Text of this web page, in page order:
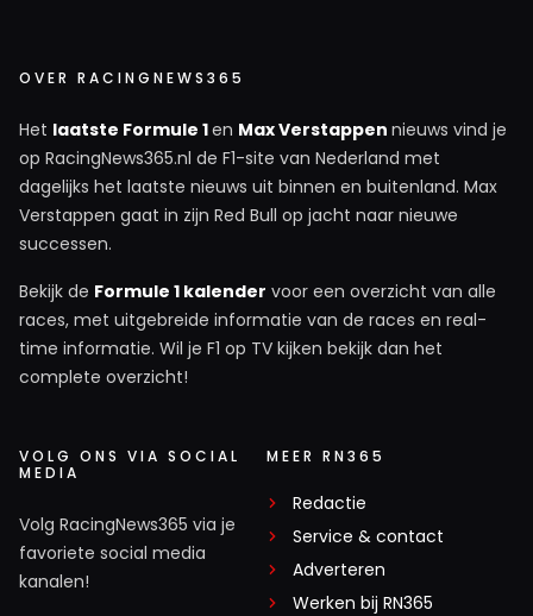
OVER RACINGNEWS365
Het laatste Formule 1en Max Verstappen nieuws vind je
op RacingNews365.nl de F1-site van Nederland met
dagelijks het laatste nieuws uit binnen en buitenland. Max
Verstappen gaat in zijn Red Bull op jacht naar nieuwe
successen.
Bekijk de Formule 1 kalender voor een overzicht van alle
races, met uitgebreide informatie van de races en real-
time informatie. Wil je F1 op TV kijken bekijk dan het
complete overzicht!
VOLG ONS VIA SOCIAL
MEDIA
Volg RacingNews365 via je
favoriete social media
kanalen!
MEER RN365
Redactie
Service & contact
Adverteren
Werken bij RN365